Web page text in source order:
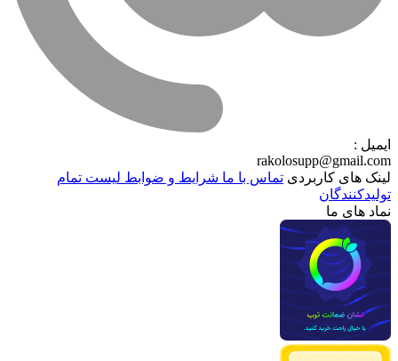
ایمیل :
rakolosupp@gmail.com
لینک های کاربردی تماس با ماشرایط و ضوابطلیست تمام
تولیدکنندگان
نماد های ما